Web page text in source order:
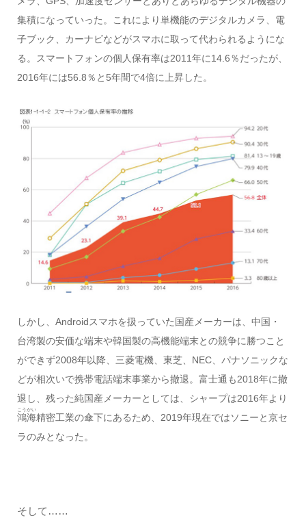
集積になっていった。これにより単機能のデジタルカメラ、電
子ブック、カーナビなどがスマホに取って代わられるようにな
る。スマートフォンの個人保有率は2011年に14.6％だったが、
2016年には56.8％と5年間で4倍に上昇した。
しかし、Androidスマホを扱っていた国産メーカーは、中国・
台湾製の安価な端末や韓国製の高機能端末との競争に勝つこと
ができず2008年以降、三菱電機、東芝、NEC、パナソニックな
どが相次いで携帯電話端末事業から撤退。富士通も2018年に撤
退し、残った純国産メーカーとしては、シャープは2016年より
鴻海
こうかい
精密工業の傘下にあるため、2019年現在ではソニーと京セ
ラのみとなった。
そして……